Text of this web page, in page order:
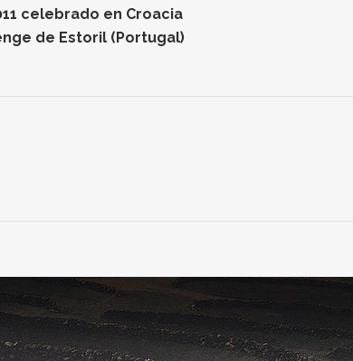
celebrado en Croacia
de Estoril (Portugal)